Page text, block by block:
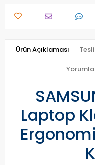
Ürün Açıklaması
Laptop